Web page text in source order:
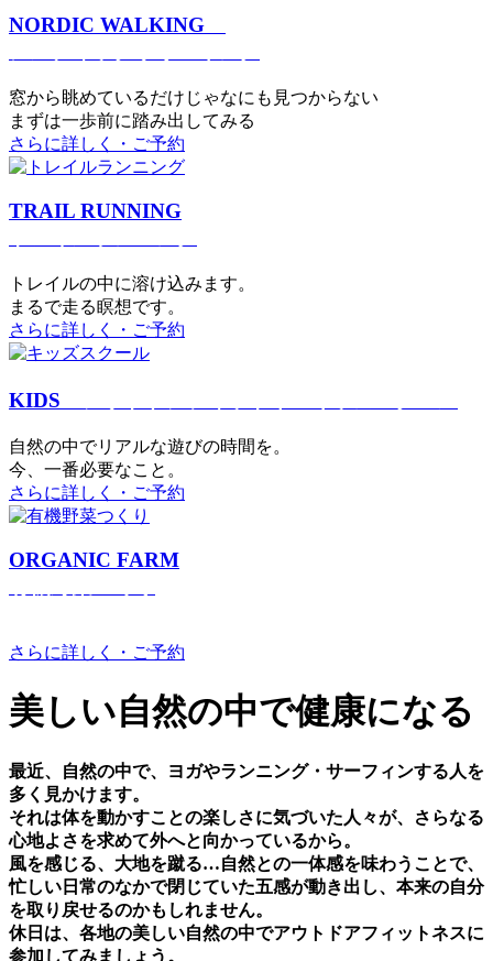
NORDIC WALKING
窓から眺めているだけじゃなにも見つからない
まずは一歩前に踏み出してみる
さらに詳しく・ご予約
TRAIL RUNNING
トレイルの中に溶け込みます。
まるで⾛る瞑想です。
さらに詳しく・ご予約
KIDS
⾃然の中でリアルな遊びの時間を。
今、⼀番必要なこと。
さらに詳しく・ご予約
ORGANIC FARM
さらに詳しく・ご予約
美しい⾃然の中で健康になる
最近、⾃然の中で、ヨガやランニング・サーフィンする⼈を
多く⾒かけます。
それは体を動かすことの楽しさに気づいた⼈々が、さらなる
⼼地よさを求めて外へと向かっているから。
⾵を感じる、⼤地を蹴る…⾃然との⼀体感を味わうことで、
忙しい⽇常のなかで閉じていた五感が動き出し、本来の⾃分
を取り戻せるのかもしれません。
休⽇は、各地の美しい⾃然の中でアウトドアフィットネスに
参加してみましょう。